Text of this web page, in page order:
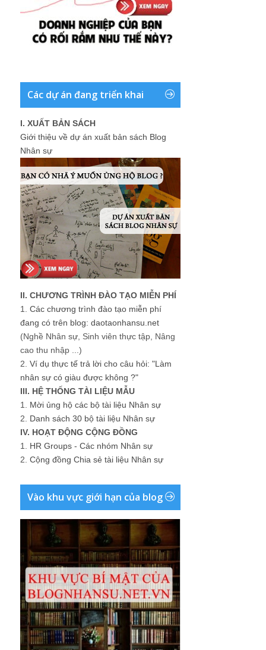
Các dự án đang triển khai
I. XUẤT BẢN SÁCH
Giới thiệu về dự án xuất bản sách Blog
Nhân sự
II. CHƯƠNG TRÌNH ĐÀO TẠO MIỄN PHÍ
1. Các chương trình đào tạo miễn phí
đang có trên blog: daotaonhansu.net
(Nghề Nhân sự, Sinh viên thực tập, Nâng
cao thu nhập ...)
2. Ví dụ thực tế trả lời cho câu hỏi: "Làm
nhân sự có giàu được không ?"
III. HỆ THỐNG TÀI LIỆU MẪU
1. Mời ủng hộ các bộ tài liệu Nhân sự
2. Danh sách 30 bộ tài liệu Nhân sự
IV. HOẠT ĐỘNG CỘNG ĐỒNG
1. HR Groups - Các nhóm Nhân sự
2. Cộng đồng Chia sẻ tài liệu Nhân sự
Vào khu vực giới hạn của blog